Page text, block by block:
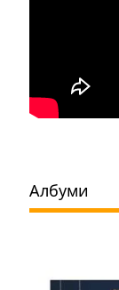
Албуми